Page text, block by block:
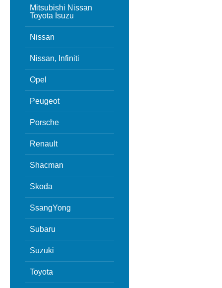
Mitsubishi Nissan
Toyota Isuzu
Nissan
Nissan, Infiniti
Opel
Peugeot
Porsche
Renault
Shacman
Skoda
SsangYong
Subaru
Suzuki
Toyota